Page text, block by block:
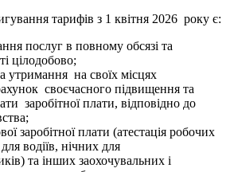
тарифів з 1 квітня 2026 року є:
послуг в повному обсязі та
цілодобово;
утримання на своїх місцях
своєчасного підвищення та
заробітної плати, відповідно до
заробітної плати (атестація робочих
водіїв, нічних для
та інших заохочувальних і